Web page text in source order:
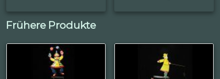
Frühere Produkte